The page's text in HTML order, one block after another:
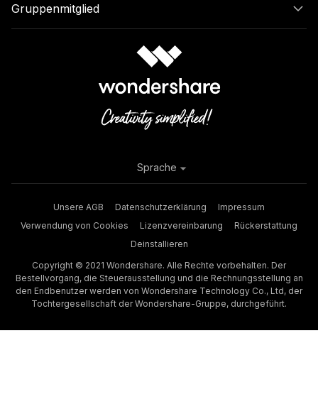
Gruppenmitglied
Unsere AGB Datenschutzerklärung
Impressum
Verwendung von Cookies
Lizenzvereinbarung
Rückerstattung
Deinstallieren
Copyright © 2021 Wondershare. Alle Rechte vorbehalten. Der
Bestellvorgang, die Steuerausstellung und die Rechnungsstellung an
den Endbenutzer werden von Wondershare Technology Co., Ltd, der
Tochtergesellschaft der Wondershare-Gruppe, durchgeführt.
Sprache